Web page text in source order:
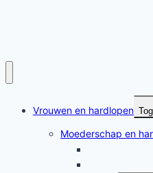
Vrouwen en hardlopen
Moederschap en